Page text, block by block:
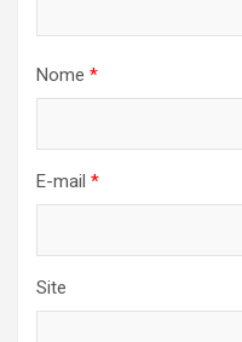
Nome *
E-mail *
Site